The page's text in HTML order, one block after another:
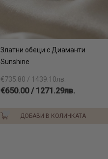
Златни обеци с Диаманти
Sunshine
€735.80 / 1439.10лв.
€650.00 / 1271.29лв.
ДОБАВИ В КОЛИЧКАТА